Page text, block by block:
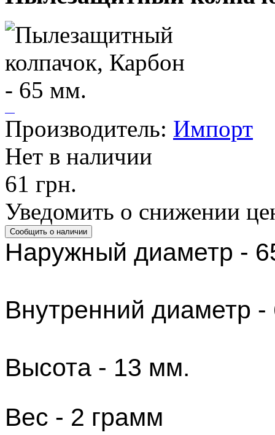
Производитель: Импорт
Нет в наличии
61 грн.
Уведомить о снижении
Наружный диаметр -
Внутренний диаметр
Высота - 13 мм.
​Вес - 2 грамм